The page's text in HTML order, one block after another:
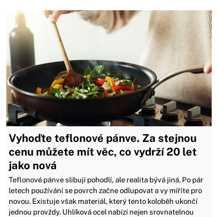
Vyhoďte teflonové pánve. Za stejnou
cenu můžete mít věc, co vydrží 20 let
jako nová
Teflonové pánve slibují pohodlí, ale realita bývá jiná. Po pár
letech používání se povrch začne odlupovat a vy míříte pro
novou. Existuje však materiál, který tento koloběh ukončí
jednou provždy. Uhlíková ocel nabízí nejen srovnatelnou